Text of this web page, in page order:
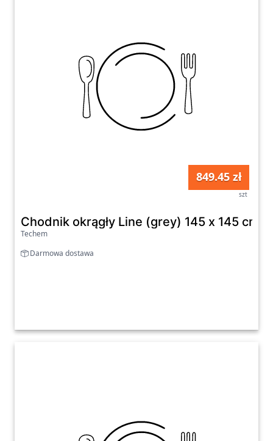
849.45 zł
szt
Chodnik okrągły Line (grey) 145 x 145 cm
Techem
Darmowa dostawa